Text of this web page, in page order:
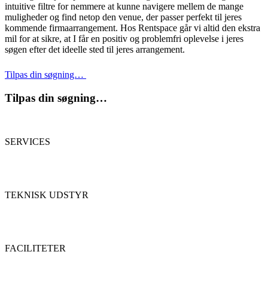
intuitive filtre for nemmere at kunne navigere mellem de mange
muligheder og find netop den venue, der passer perfekt til jeres
kommende firmaarrangement. Hos Rentspace går vi altid den ekstra
mil for at sikre, at I får en positiv og problemfri oplevelse i jeres
søgen efter det ideelle sted til jeres arrangement.
Tilpas din søgning…
Tilpas din søgning…
SERVICES
TEKNISK UDSTYR
FACILITETER